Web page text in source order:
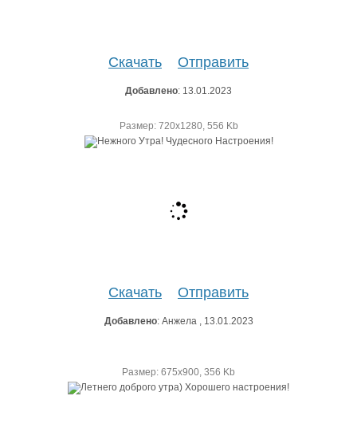
Скачать Отправить
Добавлено: 13.01.2023
Размер: 720х1280, 556 Kb
Скачать Отправить
Добавлено: Анжела , 13.01.2023
Размер: 675х900, 356 Kb